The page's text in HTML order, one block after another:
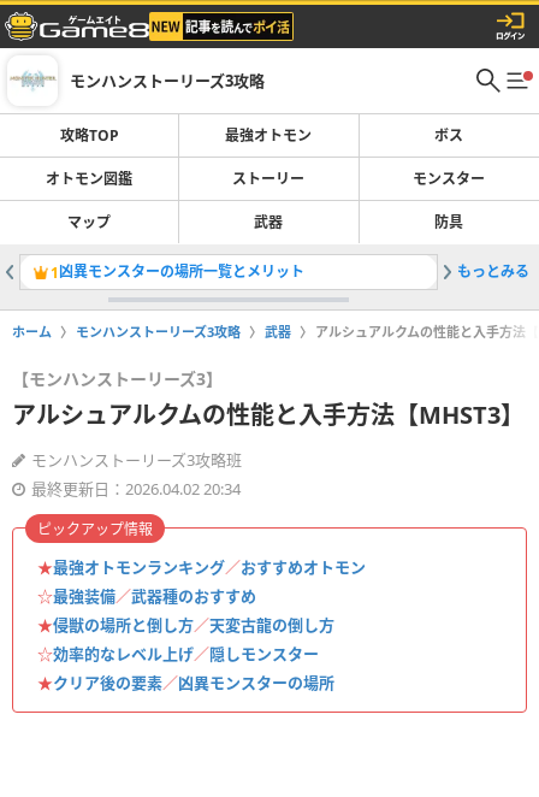
モンハンストーリーズ3攻略
攻略TOP 最強オトモン ボス
オトモン図鑑 ストーリー モンスター
マップ 武器 防具
1凶異モンスターの場所一覧とメリット 2エレー
もっとみる
ホーム モンハンストーリーズ3攻略 武器 アルシュアルクムの性能と入手方法
【モンハンストーリーズ3】
アルシュアルクムの性能と入手方法【MHST3】
モンハンストーリーズ3攻略班
最終更新日：2026.04.02 20:34
★最強オトモンランキング／おすすめオトモン
☆最強装備／武器種のおすすめ
★侵獣の場所と倒し方／天変古龍の倒し方
☆効率的なレベル上げ／隠しモンスター
★クリア後の要素／凶異モンスターの場所
ピックアップ情報